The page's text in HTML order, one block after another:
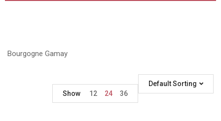
Bourgogne Gamay
Default Sorting
Show
12 24 36